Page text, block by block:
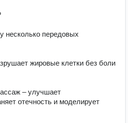
несколько передовых
жировые клетки без боли
– улучшает
отечность и моделирует